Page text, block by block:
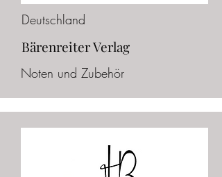
Deutschland
Bärenreiter Verlag
Noten und Zubehör